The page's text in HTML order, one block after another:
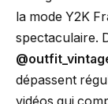
la mode Y2K
spectaculaire.
dépassent